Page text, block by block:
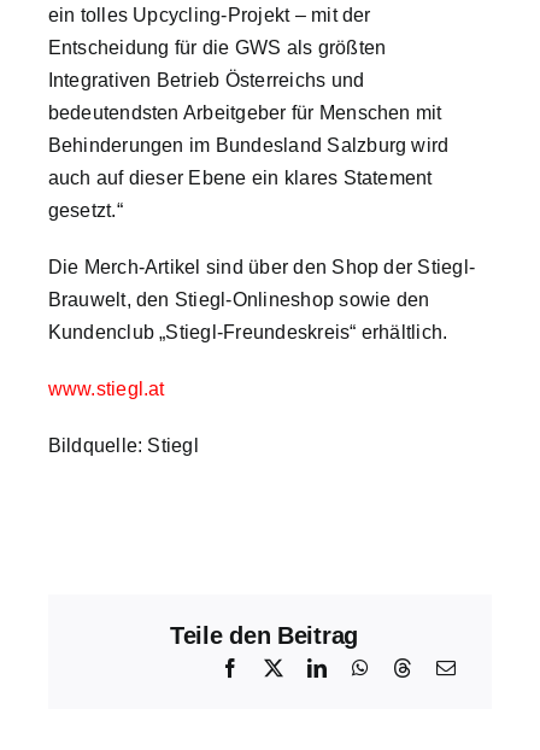
ein tolles Upcycling-Projekt – mit der
Entscheidung für die GWS als größten
Integrativen Betrieb Österreichs und
bedeutendsten Arbeitgeber für Menschen mit
Behinderungen im Bundesland Salzburg wird
auch auf dieser Ebene ein klares Statement
gesetzt.“
Die Merch-Artikel sind über den Shop der Stiegl-
Brauwelt, den Stiegl-Onlineshop sowie den
Kundenclub „Stiegl-Freundeskreis“ erhältlich.
www.stiegl.at
Bildquelle: Stiegl
Teile den Beitrag